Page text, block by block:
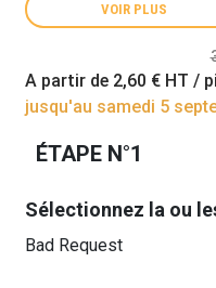
VOIR PLUS
A partir de 2,60 € HT /
jusqu'au samedi 5
ÉTAPE N°1
Sélectionnez la ou
Bad Request